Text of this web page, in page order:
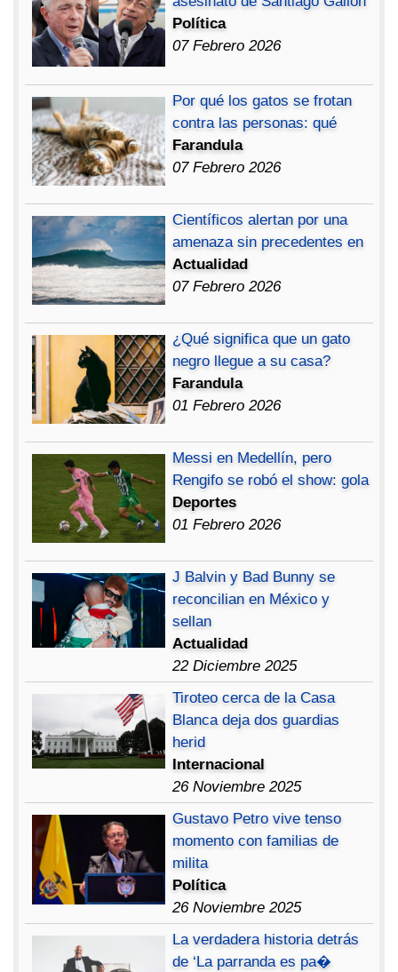
Política
07 Febrero 2026
Por qué los gatos se frotan
contra las personas: qué
Farandula
07 Febrero 2026
Científicos alertan por una
amenaza sin precedentes en
Actualidad
07 Febrero 2026
¿Qué significa que un gato
negro llegue a su casa?
Farandula
01 Febrero 2026
Messi en Medellín, pero
Rengifo se robó el show: gola
Deportes
01 Febrero 2026
J Balvin y Bad Bunny se
reconcilian en México y
sellan
Actualidad
22 Diciembre 2025
Tiroteo cerca de la Casa
Blanca deja dos guardias
herid
Internacional
26 Noviembre 2025
Gustavo Petro vive tenso
momento con familias de
milita
Política
26 Noviembre 2025
La verdadera historia detrás
de ‘La parranda es pa�